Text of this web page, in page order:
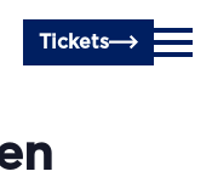
Tickets